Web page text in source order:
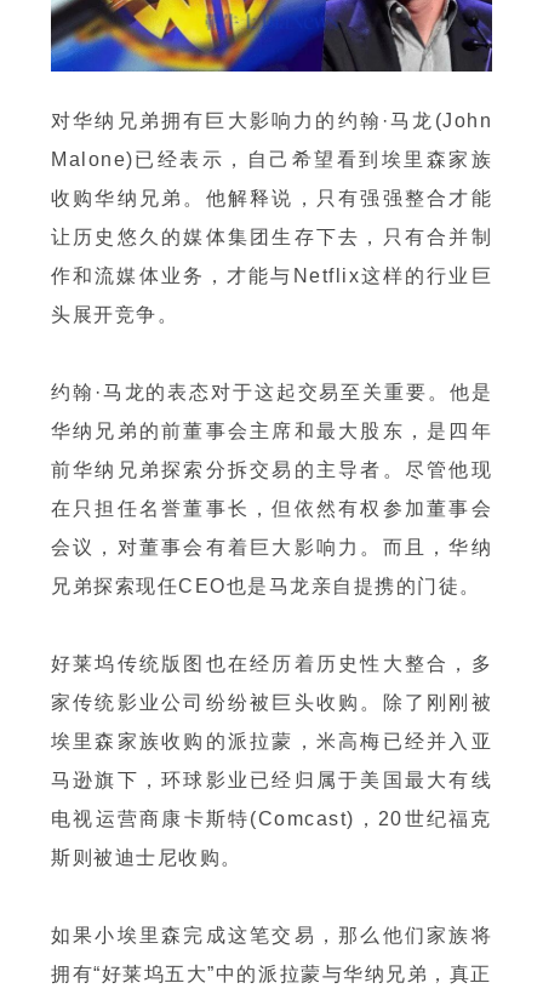
对华纳兄弟拥有巨大影响力的约翰·马龙(John
Malone)已经表示，自己希望看到埃里森家族
收购华纳兄弟。他解释说，只有强强整合才能
让历史悠久的媒体集团生存下去，只有合并制
作和流媒体业务，才能与Netflix这样的行业巨
头展开竞争。
约翰·马龙的表态对于这起交易至关重要。他是
华纳兄弟的前董事会主席和最大股东，是四年
前华纳兄弟探索分拆交易的主导者。尽管他现
在只担任名誉董事长，但依然有权参加董事会
会议，对董事会有着巨大影响力。而且，华纳
兄弟探索现任CEO也是马龙亲自提携的门徒。
好莱坞传统版图也在经历着历史性大整合，多
家传统影业公司纷纷被巨头收购。除了刚刚被
埃里森家族收购的派拉蒙，米高梅已经并入亚
马逊旗下，环球影业已经归属于美国最大有线
电视运营商康卡斯特(Comcast)，20世纪福克
斯则被迪士尼收购。
如果小埃里森完成这笔交易，那么他们家族将
拥有“好莱坞五大”中的派拉蒙与华纳兄弟，真正